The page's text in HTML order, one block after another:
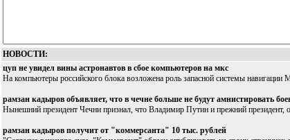
НОВОСТИ:
цуп не увидел вины астронавтов в сбое компьютеров на мкс
На компьютеры российского блока возложена роль запасной системы
рамзан кадыров объявляет, что в чечне больше не будут амнистировать
Нынешний президент Чечни признал, что Владимир Путин и прежний президент,
рамзан кадыров получит от "коммерсанта" 10 тыс. рублей